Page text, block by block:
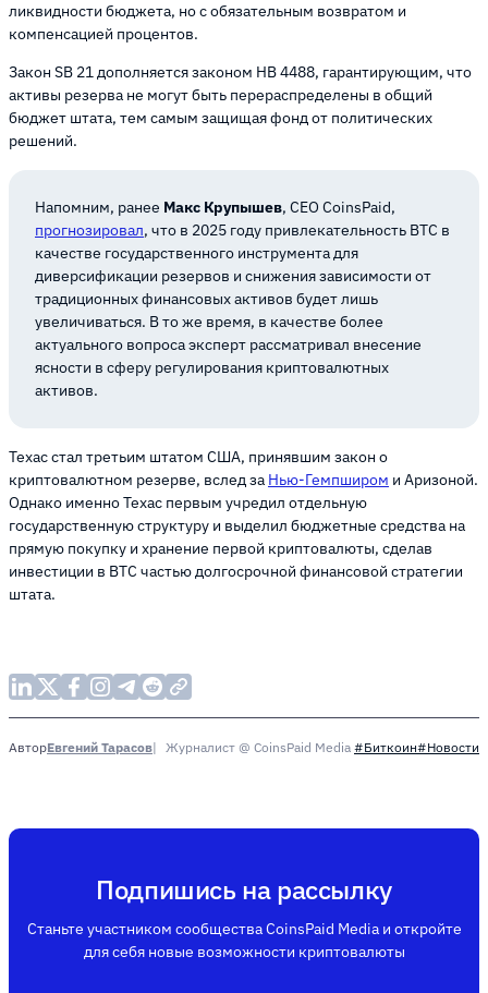
ликвидности бюджета, но с обязательным возвратом и
компенсацией процентов.
Закон SB 21 дополняется законом HB 4488, гарантирующим, что
активы резерва не могут быть перераспределены в общий
бюджет штата, тем самым защищая фонд от политических
решений.
Напомним, ранее Макс Крупышев, CEO CoinsPaid,
прогнозировал, что в 2025 году привлекательность BTC в
качестве государственного инструмента для
диверсификации резервов и снижения зависимости от
традиционных финансовых активов будет лишь
увеличиваться. В то же время, в качестве более
актуального вопроса эксперт рассматривал внесение
ясности в сферу регулирования криптовалютных
активов.
Техас стал третьим штатом США, принявшим закон о
криптовалютном резерве, вслед за Нью-Гемпширом и Аризоной.
Однако именно Техас первым учредил отдельную
государственную структуру и выделил бюджетные средства на
прямую покупку и хранение первой криптовалюты, сделав
инвестиции в BTC частью долгосрочной финансовой стратегии
штата.
АвторЕвгений Тарасов Журналист @ CoinsPaid Media #Биткоин#Новости
Подпишись на рассылку
Станьте участником сообщества CoinsPaid Media и откройте
для себя новые возможности криптовалюты